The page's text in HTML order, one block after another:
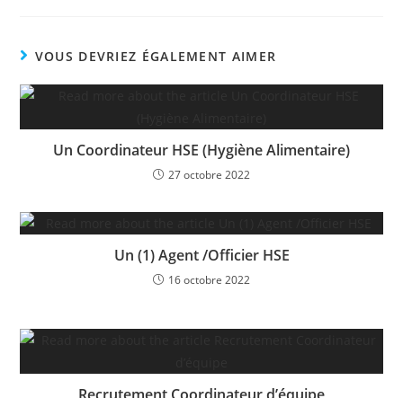
VOUS DEVRIEZ ÉGALEMENT AIMER
Un Coordinateur HSE (Hygiène Alimentaire)
27 octobre 2022
Un (1) Agent /Officier HSE
16 octobre 2022